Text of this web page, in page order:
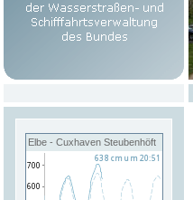
Elbe - Cuxhaven Steubenhöft